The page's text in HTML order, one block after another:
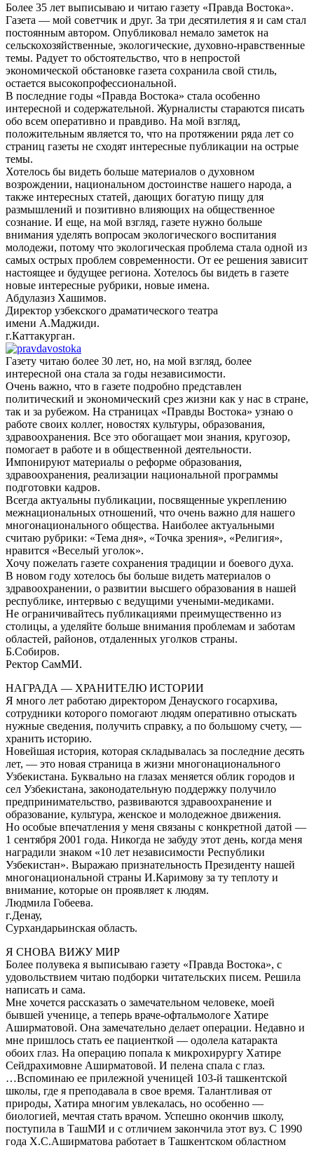
Более 35 лет выписываю и читаю газету «Правда Востока».
Газета — мой советчик и друг. За три десятилетия я и сам стал
постоянным автором. Опубликовал немало заметок на
сельскохозяйственные, экологические, духовно-нравственные
темы. Радует то обстоятельство, что в непростой
экономической обстановке газета сохранила свой стиль,
остается высокопрофессиональной.
В последние годы «Правда Востока» стала особенно
интересной и содержательной. Журналисты стараются писать
обо всем оперативно и правдиво. На мой взгляд,
положительным является то, что на протяжении ряда лет со
страниц газеты не сходят интересные публикации на острые
темы.
Хотелось бы видеть больше материалов о духовном
возрождении, национальном достоинстве нашего народа, а
также интересных статей, дающих богатую пищу для
размышлений и позитивно влияющих на общественное
сознание. И еще, на мой взгляд, газете нужно больше
внимания уделять вопросам экологического воспитания
молодежи, потому что экологическая проблема стала одной из
самых острых проблем современности. От ее решения зависит
настоящее и будущее региона. Хотелось бы видеть в газете
новые интересные рубрики, новые имена.
Абдулазиз Хашимов.
Директор узбекского драматического театра
имени А.Маджиди.
г.Каттакурган.
Газету читаю более 30 лет, но, на мой взгляд, более
интересной она стала за годы независимости.
Очень важно, что в газете подробно представлен
политический и экономический срез жизни как у нас в стране,
так и за рубежом. На страницах «Правды Востока» узнаю о
работе своих коллег, новостях культуры, образования,
здравоохранения. Все это обогащает мои знания, кругозор,
помогает в работе и в общественной деятельности.
Импонируют материалы о реформе образования,
здравоохранения, реализации национальной программы
подготовки кадров.
Всегда актуальны публикации, посвященные укреплению
межнациональных отношений, что очень важно для нашего
многонационального общества. Наиболее актуальными
считаю рубрики: «Тема дня», «Точка зрения», «Религия»,
нравится «Веселый уголок».
Хочу пожелать газете сохранения традиции и боевого духа.
В новом году хотелось бы больше видеть материалов о
здравоохранении, о развитии высшего образования в нашей
республике, интервью с ведущими учеными-медиками.
Не ограничивайтесь публикациями преимущественно из
столицы, а уделяйте больше внимания проблемам и заботам
областей, районов, отдаленных уголков страны.
Б.Собиров.
Ректор СамМИ.
НАГРАДА — ХРАНИТЕЛЮ ИСТОРИИ
Я много лет работаю директором Денауского госархива,
сотрудники которого помогают людям оперативно отыскать
нужные сведения, получить справку, а по большому счету, —
хранить историю.
Новейшая история, которая складывалась за последние десять
лет, — это новая страница в жизни многонационального
Узбекистана. Буквально на глазах меняется облик городов и
сел Узбекистана, законодательную поддержку получило
предпринимательство, развиваются здравоохранение и
образование, культура, женское и молодежное движения.
Но особые впечатления у меня связаны с конкретной датой —
1 сентября 2001 года. Никогда не забуду этот день, когда меня
наградили знаком «10 лет независимости Республики
Узбекистан». Выражаю признательность Президенту нашей
многонациональной страны И.Каримову за ту теплоту и
внимание, которые он проявляет к людям.
Людмила Гобеева.
г.Денау,
Сурхандарьинская область.
Я СНОВА ВИЖУ МИР
Более полувека я выписываю газету «Правда Востока», с
удовольствием читаю подборки читательских писем. Решила
написать и сама.
Мне хочется рассказать о замечательном человеке, моей
бывшей ученице, а теперь враче-офтальмологе Хатире
Аширматовой. Она замечательно делает операции. Недавно и
мне пришлось стать ее пациенткой — одолела катаракта
обоих глаз. На операцию попала к микрохирургу Хатире
Сейдрахимовне Аширматовой. И пелена спала с глаз.
…Вспоминаю ее прилежной ученицей 103-й ташкентской
школы, где я преподавала в свое время. Талантливая от
природы, Хатира многим увлекалась, но особенно —
биологией, мечтая стать врачом. Успешно окончив школу,
поступила в ТашМИ и с отличием закончила этот вуз. С 1990
года Х.С.Аширматова работает в Ташкентском областном